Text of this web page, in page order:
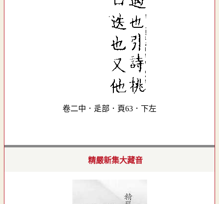
卷二中．辵部．頁63．下左
精嚴新集大藏音